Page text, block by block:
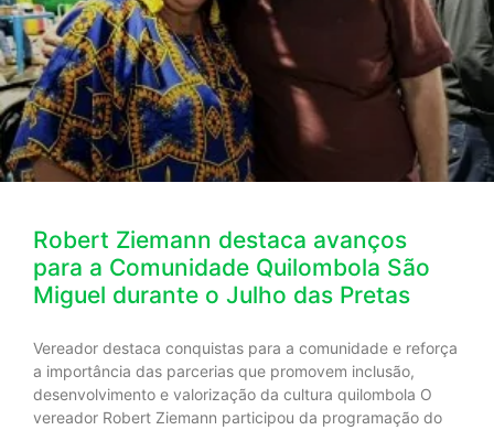
Robert Ziemann destaca avanços
para a Comunidade Quilombola São
Miguel durante o Julho das Pretas
Vereador destaca conquistas para a comunidade e reforça
a importância das parcerias que promovem inclusão,
desenvolvimento e valorização da cultura quilombola O
vereador Robert Ziemann participou da programação do